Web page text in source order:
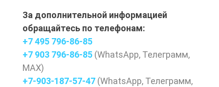
За дополнительной информацией
обращайтесь по телефонам:
+7 495 796-86-85
+7 903 796-86-85 (WhatsApp, Телеграмм,
МАХ)
+7-903-187-57-47 (WhatsApp, Телеграмм,